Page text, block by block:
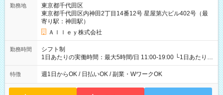
勤務地
東京都千代田区
東京都千代田区内神田2丁目14番12号 星屋第六ビル402号（最
寄り駅：神田駅）
Ａｌｌｅｙ株式会社
勤務時間
シフト制
1日あたりの実働時間：最大5時間/日 11:00-19:00 └1日あたりの
実働時間：1-5時間 └上記の時間帯内であれば、いつでも勤務可
能！ └平日・土曜日の中で、お好きな曜日でご勤務いただけま
18:00 などのように、自由な働き方が可能なお仕事です！
特徴 週1日からOK / 日払いOK / 副業・WワークOK